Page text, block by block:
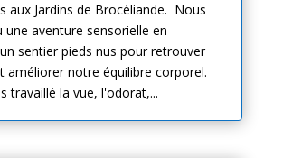
aux Jardins de Brocéliande. Nous
une aventure sensorielle en
sentier pieds nus pour retrouver
améliorer notre équilibre corporel.
travaillé la vue, l'odorat,...